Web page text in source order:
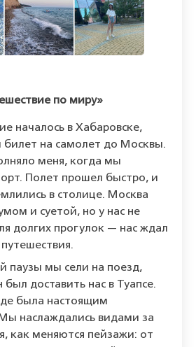
по миру»
началось в Хабаровске,
билет на самолет до Москвы.
меня, когда мы
Полет прошел быстро, и
в столице. Москва
и суетой, но у нас не
долгих прогулок — нас ждал
паузы мы сели на поезд,
доставить нас в Туапсе.
была настоящим
наслаждались видами за
как меняются пейзажи: от